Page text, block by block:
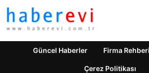
Güncel Haberler Firma Rehberi
Çerez Politikası